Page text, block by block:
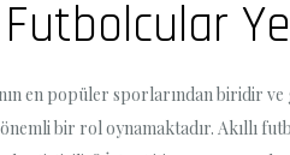
Futbolcular
en popüler sporlarından biridir ve
bir rol oynamaktadır. Akıllı